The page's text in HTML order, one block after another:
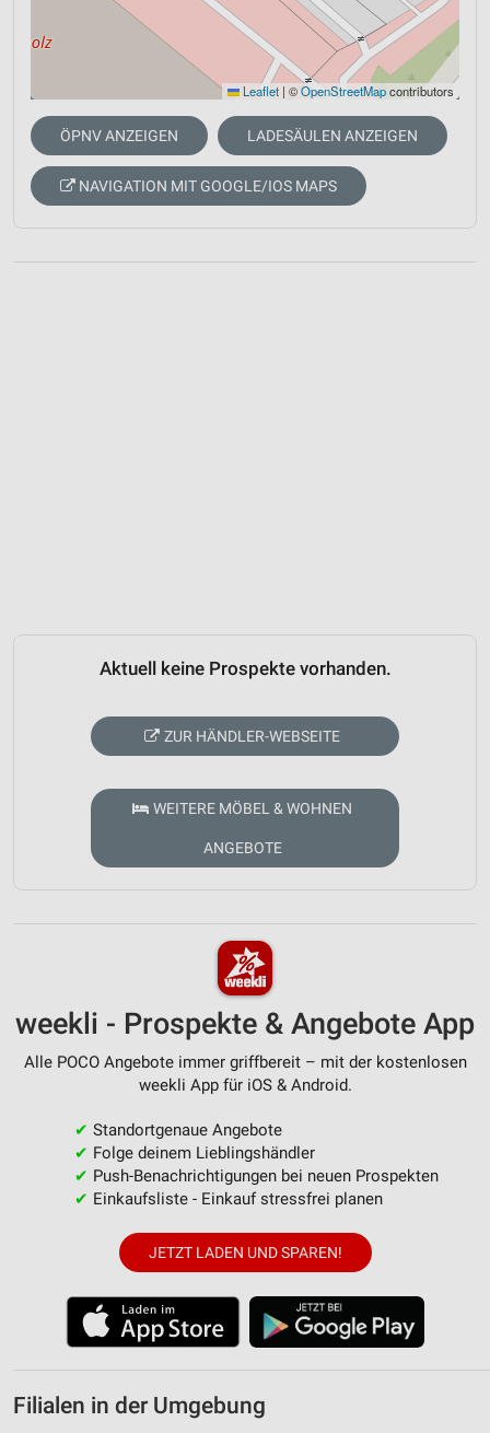
Leaflet | ©OpenStreetMapcontributors
ÖPNV ANZEIGEN LADESÄULEN ANZEIGEN
NAVIGATION MIT GOOGLE/IOS MAPS
Aktuell keine Prospekte vorhanden.
ZUR HÄNDLER-WEBSEITE
WEITERE MÖBEL & WOHNEN
ANGEBOTE
weekli - Prospekte & Angebote App
Alle POCO Angebote immer griffbereit – mit der kostenlosen
weekli App für iOS & Android.
✔ Standortgenaue Angebote
✔ Folge deinem Lieblingshändler
✔ Push-Benachrichtigungen bei neuen Prospekten
✔ Einkaufsliste - Einkauf stressfrei planen
JETZT LADEN UND SPAREN!
Filialen in der Umgebung